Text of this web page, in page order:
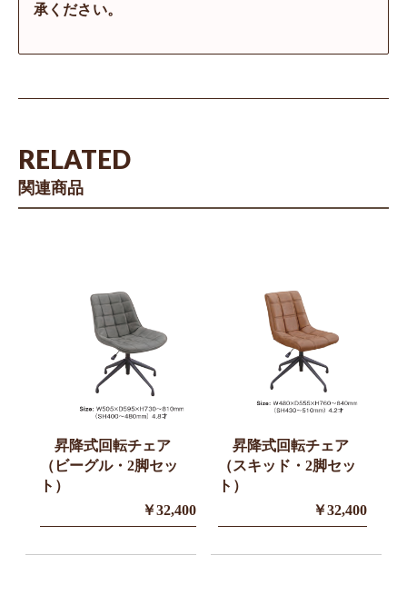
承ください。
RELATED
関連商品
昇降式回転チェア
（ビーグル・2脚セッ
ト）
￥32,400
昇降式回転チェア
（スキッド・2脚セッ
ト）
￥32,400